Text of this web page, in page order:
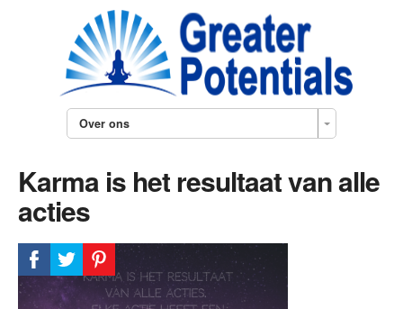
Over ons
Karma is het resultaat van alle
acties